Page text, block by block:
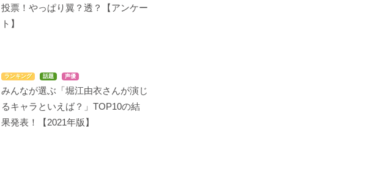
オ
RAIL WARS!
投票！やっぱり翼？透？【アンケー
ト】
ランキング 話題 声優
みんなが選ぶ「堀江由衣さんが演じ
るキャラといえば？」TOP10の結
果発表！【2021年版】